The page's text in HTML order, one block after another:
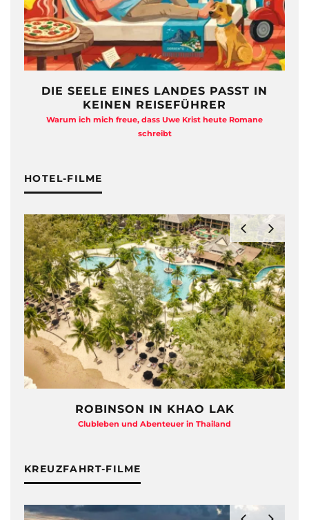
DIE SEELE EINES LANDES PASST IN
KEINEN REISEFÜHRER
Warum ich mich freue, dass Uwe Krist heute Romane
schreibt
HOTEL-FILME
ROBINSON IN KHAO LAK
Clubleben und Abenteuer in Thailand
KREUZFAHRT-FILME